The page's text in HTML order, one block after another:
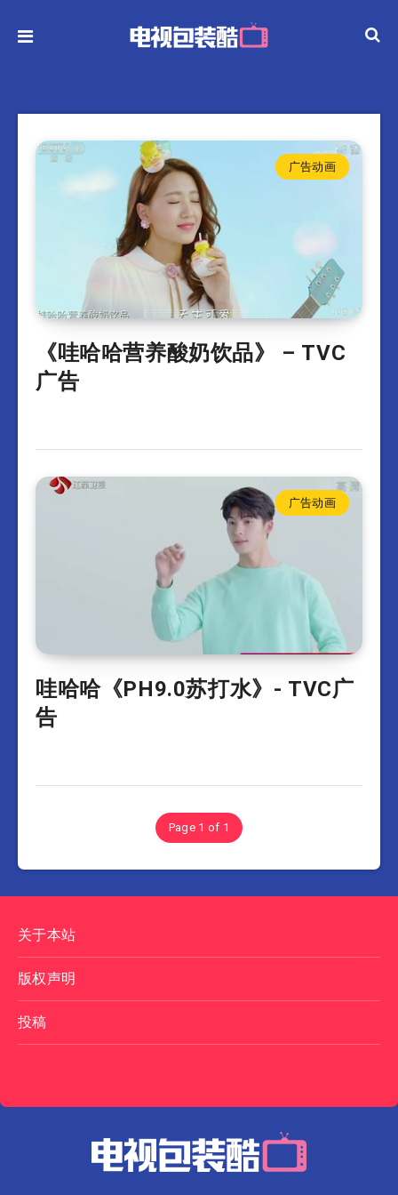
广告动画
《哇哈哈营养酸奶饮品》 – TVC
广告
广告动画
哇哈哈《PH9.0苏打水》- TVC广
告
Page 1 of 1
关于本站
版权声明
投稿